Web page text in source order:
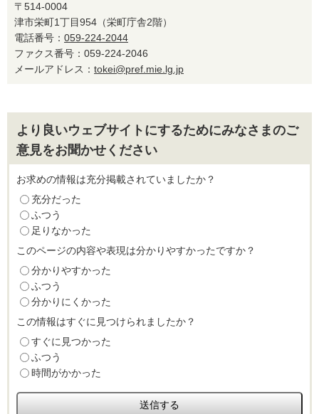
〒514-0004
津市栄町1丁目954（栄町庁舎2階）
電話番号： 059-224-2044
ファクス番号：059-224-2046
メールアドレス： tokei@pref.mie.lg.jp
より良いウェブサイトにするためにみなさまのご
意見をお聞かせください
お求めの情報は充分掲載されていましたか？
充分だった
ふつう
足りなかった
このページの内容や表現は分かりやすかったですか？
分かりやすかった
ふつう
分かりにくかった
この情報はすぐに見つけられましたか？
すぐに見つかった
ふつう
時間がかかった